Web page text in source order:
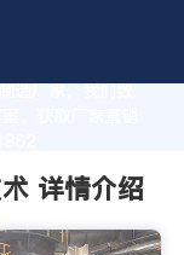
造厂家，我们致
。获取厂家直销
详情介绍